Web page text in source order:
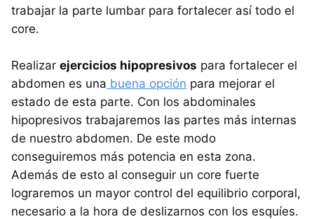
trabajar la parte lumbar para fortalecer así todo el
core.
Realizar ejercicios hipopresivos para fortalecer el
abdomen es una buena opción para mejorar el
estado de esta parte. Con los abdominales
hipopresivos trabajaremos las partes más internas
de nuestro abdomen. De este modo
conseguiremos más potencia en esta zona.
Además de esto al conseguir un core fuerte
lograremos un mayor control del equilibrio corporal,
necesario a la hora de deslizarnos con los esquíes.